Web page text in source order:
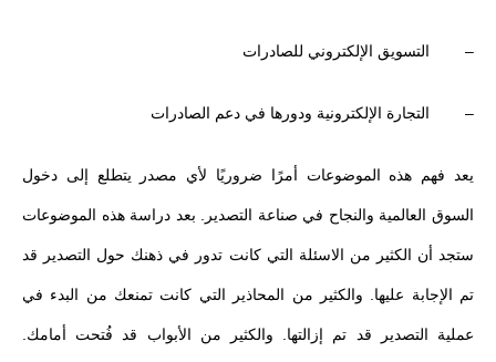
– التسويق الإلكتروني للصادرات
– التجارة الإلكترونية ودورها في دعم الصادرات
يعد فهم هذه الموضوعات أمرًا ضروريًا لأي مصدر يتطلع إلى دخول
السوق العالمية والنجاح في صناعة التصدير. بعد دراسة هذه الموضوعات
ستجد أن الكثير من الاسئلة التي كانت تدور في ذهنك حول التصدير قد
تم الإجابة عليها. والكثير من المحاذير التي كانت تمنعك من البدء في
عملية التصدير قد تم إزالتها. والكثير من الأبواب قد فُتحت أمامك.